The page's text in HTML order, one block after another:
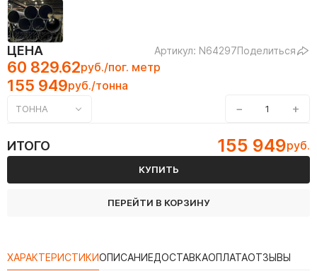
ЦЕНА Артикул: N64297Поделиться
60 829.62руб./пог. метр
155 949руб./тонна
ТОННА − +
ИТОГО 155 949руб.
КУПИТЬ
ПЕРЕЙТИ В КОРЗИНУ
ХАРАКТЕРИСТИКИОПИСАНИЕДОСТАВКАОПЛАТАОТЗЫВЫ